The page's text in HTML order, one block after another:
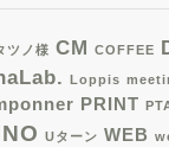
ツノ様 CM COFFEE
Loppis
PRINT
Uターン WEB